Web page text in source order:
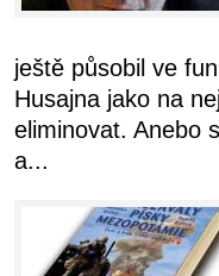
ještě působil ve
Husajna jako na
eliminovat. Anebo
a...